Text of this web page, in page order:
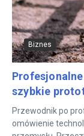
Biznes
szybkie
Przewodnik po
omówienie